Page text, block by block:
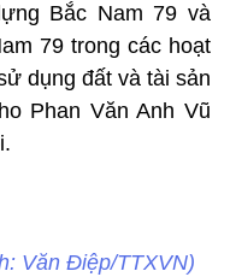
Bắc Nam 79 và
79 trong các hoạt
dụng đất và tài sản
Phan Văn Anh Vũ
Văn Điệp/TTXVN)